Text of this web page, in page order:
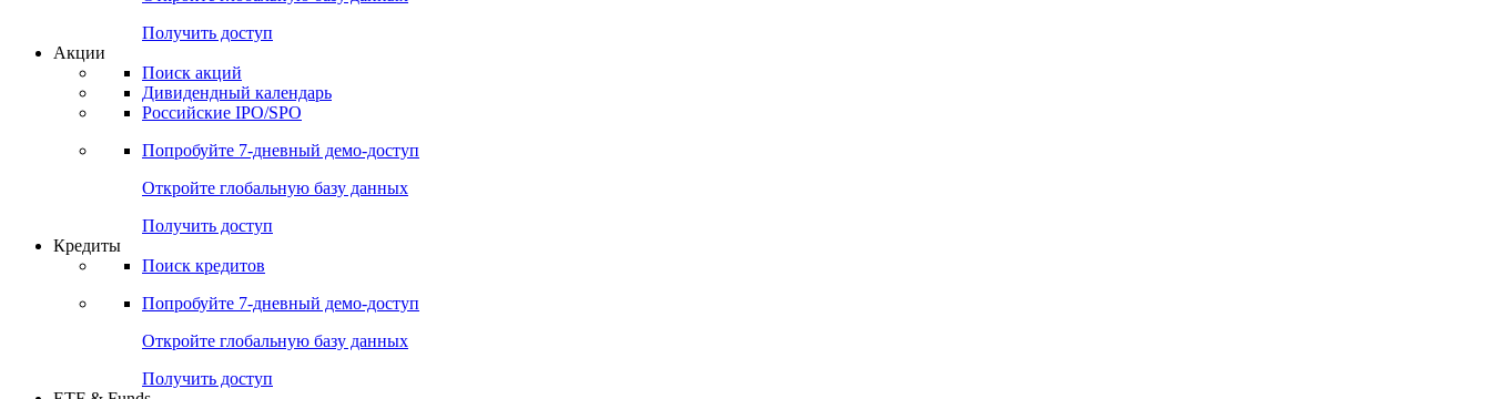
Попробуйте7-дневный
Откройте глобальную базу данных
Получить доступ
Акции
Поиск акций
Дивидендный календарь
Российские IPO/SPO
Попробуйте7-дневный
Откройте глобальную базу данных
Получить доступ
Кредиты
Поиск кредитов
Попробуйте7-дневный